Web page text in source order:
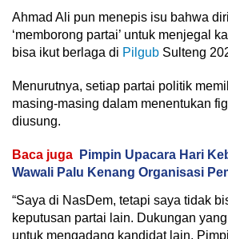
Ahmad Ali pun menepis isu bahwa
‘memborong partai’ untuk menjegal
bisa ikut berlaga di Pilgub Sulteng
Menurutnya, setiap partai politik
masing-masing dalam menentukan
diusung.
Baca juga
Pimpin Upacara Hari
Wawali Palu Kenang Organisasi
“Saya di NasDem, tetapi saya tidak
keputusan partai lain. Dukungan
untuk mengadang kandidat lain.